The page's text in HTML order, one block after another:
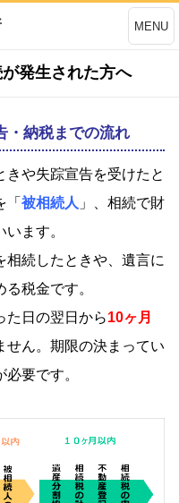
MENU
発生された方へ
・納税までの流れ
や失踪宣告を受けたと
被相続人 」、相続で財
います。
相続したときや、遺言に
税金です。
た日の翌日から10ヶ月
せん。期限の決まってい
要です。